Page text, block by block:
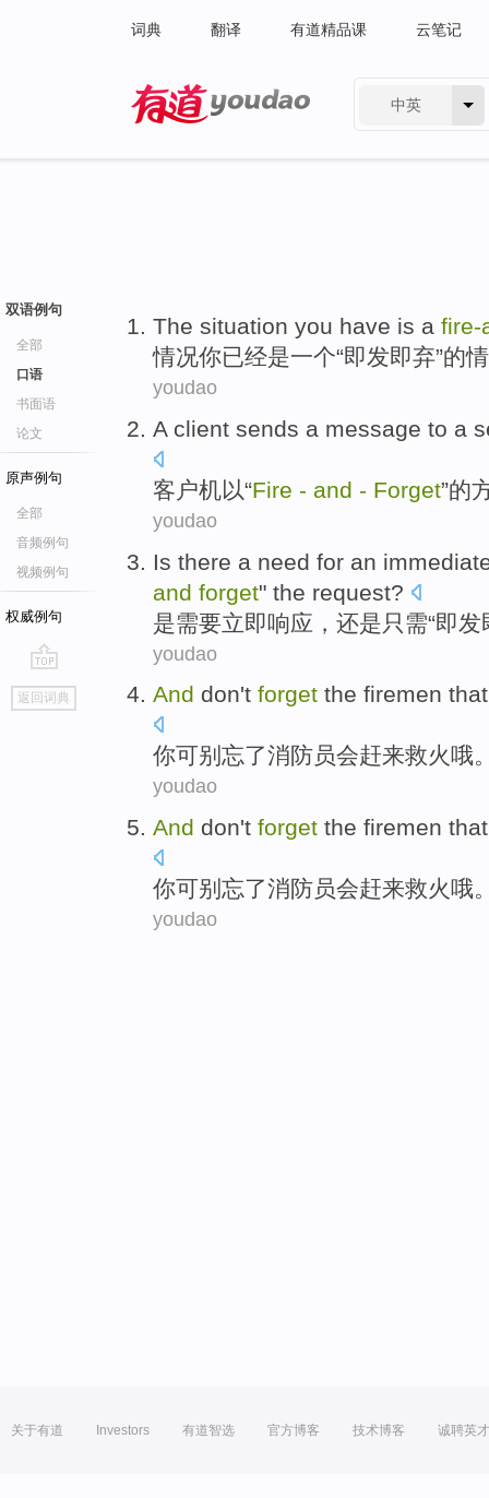
词典 翻译 有道精品课 云笔记
中英
双语例句
全部
口语
书面语
论文
原声例句
全部
音频例句
视频例句
权威例句
go
top
返回词典
The situation you have is a fire-
情况你已经是一个“即发即弃”的
youdao
A client sends a message to a
客户机以“Fire - and - Forget”的
youdao
Is there a need for an
and forget" the request?
是需要立即响应 ， 还是 只需“即
youdao
And don't forget the firemen
你可别 忘了消防员会赶来救火哦
youdao
And don't forget the firemen
你可别 忘了消防员会赶来救火哦
youdao
关于有道 Investors 有道智选 官方博客 技术博客 诚聘英才